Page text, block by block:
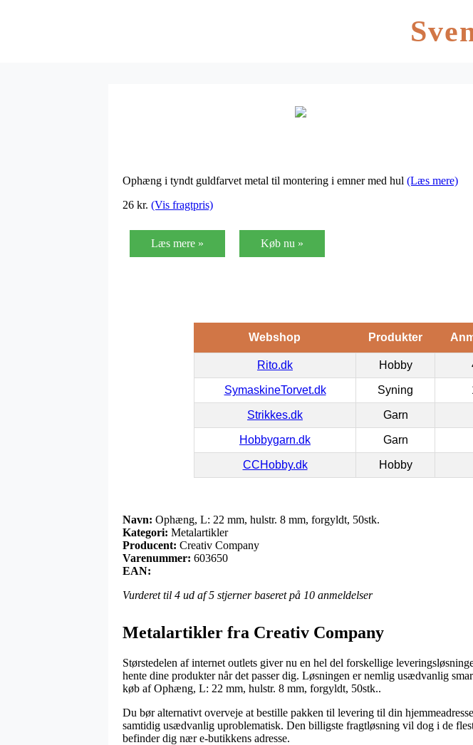
Ophæng i tyndt guldfarvet metal til montering i emner med hul (Læs mere)
26 kr. (Vis fragtpris)
Læs mere » Køb nu »
Webshop Produkter
Rito.dk Hobby
SymaskineTorvet.dk Syning
Strikkes.dk Garn
Hobbygarn.dk Garn
CCHobby.dk Hobby
Navn: Ophæng, L: 22 mm, hulstr. 8 mm, forgyldt, 50stk.
Kategori: Metalartikler
Producent: Creativ Company
Varenummer: 603650
EAN:
Vurderet til 4 ud af 5 stjerner baseret på 10 anmeldelser
Metalartikler fra Creativ Company
Størstedelen af internet outlets giver nu en hel del forskellige
hente dine produkter når det passer dig. Løsningen er nemlig usædvanlig
køb af Ophæng, L: 22 mm, hulstr. 8 mm, forgyldt, 50stk..
Du bør alternativt overveje at bestille pakken til levering til din
samtidig usædvanlig uproblematisk. Den billigste fragtløsning vil dog i de
befinder dig nær e-butikkens adresse.